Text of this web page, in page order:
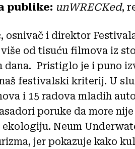
publike: unWRECKed,
osnivač i direktor
od tisuću filmova iz
dana. Pristiglo je i puno
festivalski kriterij. U
i 15 radova mladih
poruke da more
Neum
jer pokazuje kako